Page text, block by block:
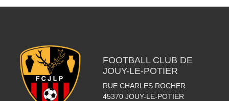
FOOTBALL CLUB DE
JOUY-LE-POTIER
RUE CHARLES ROCHER
45370 JOUY-LE-POTIER